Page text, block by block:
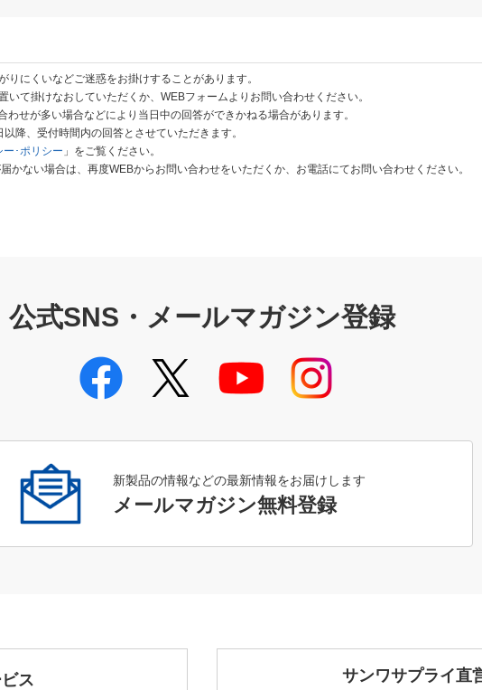
にくいなどご迷惑をお掛けすることがあります。
て掛けなおしていただくか、WEBフォームよりお問い合わせください。
せが多い場合などにより当日中の回答ができかねる場合があります。
降、受付時間内の回答とさせていただきます。
･ポリシー 」をご覧ください。
ない場合は、再度WEBからお問い合わせをいただくか、お電話にてお問い合わせください。
公式SNS・メールマガジン登録
新製品の情報などの最新情報をお届けします
メールマガジン無料登録
ス サンワサプライ直